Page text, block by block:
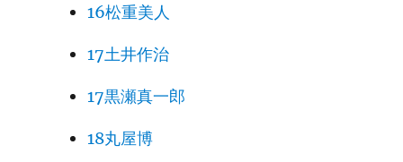
16松重美人
17土井作治
17黒瀬真一郎
18丸屋博